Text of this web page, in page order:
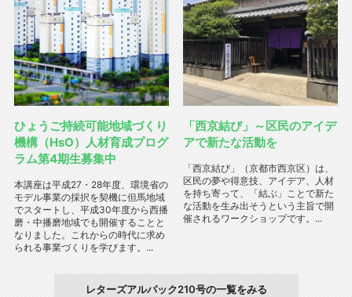
ひょうご持続可能地域づくり
機構（HsO）人材育成プログ
ラム第4期生募集中
本講座は平成27・28年度、環境省の
モデル事業の採択を契機に但馬地域
でスタートし、平成30年度から西播
磨・中播磨地域でも開催することと
なりました。これからの時代に求め
られる事業づくりを学びます。...
「西京結び」～区民のアイデ
アで新たな活動を
「西京結び」（京都市西京区）は、
区民の夢や得意技、アイデア、人材
を持ち寄って、「結ぶ」ことで新た
な活動を生み出そうという主旨で開
催されるワークショップです。...
レターズアルパック210号の一覧をみる